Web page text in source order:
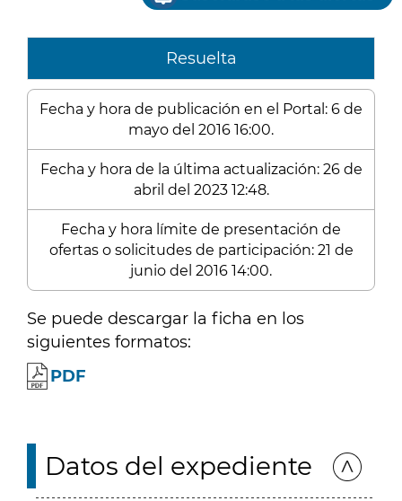
Resuelta
Fecha y hora de publicación en el Portal: 6 de
mayo del 2016 16:00.
Fecha y hora de la última actualización: 26 de
abril del 2023 12:48.
Fecha y hora límite de presentación de
ofertas o solicitudes de participación: 21 de
junio del 2016 14:00.
Se puede descargar la ficha en los
siguientes formatos:
PDF
Datos del expediente